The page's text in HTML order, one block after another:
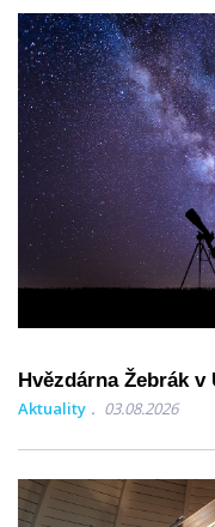
Hvězdárna Žebrák v
Aktuality 03.08.2026